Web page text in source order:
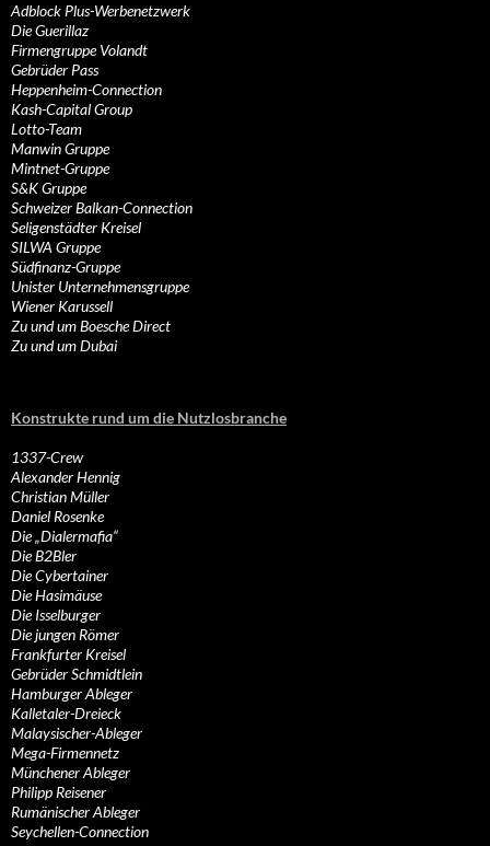
Adblock Plus-Werbenetzwerk
Die Guerillaz
Firmengruppe Volandt
Gebrüder Pass
Heppenheim-Connection
Kash-Capital Group
Lotto-Team
Manwin Gruppe
Mintnet-Gruppe
S&K Gruppe
Schweizer Balkan-Connection
Seligenstädter Kreisel
SILWA Gruppe
Südfinanz-Gruppe
Unister Unternehmensgruppe
Wiener Karussell
Zu und um Boesche Direct
Zu und um Dubai
Konstrukte rund um die Nutzlosbranche
1337-Crew
Alexander Hennig
Christian Müller
Daniel Rosenke
Die „Dialermafia“
Die B2Bler
Die Cybertainer
Die Hasimäuse
Die Isselburger
Die jungen Römer
Frankfurter Kreisel
Gebrüder Schmidtlein
Hamburger Ableger
Kalletaler-Dreieck
Malaysischer-Ableger
Mega-Firmennetz
Münchener Ableger
Philipp Reisener
Rumänischer Ableger
Seychellen-Connection